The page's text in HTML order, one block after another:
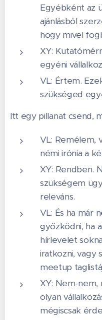
Egyébként az
ajánlásból
hogy mivel
XY:
egyéni
VL: Értem.
szükséged
Itt egy pillanat csend,
VL: Remélem,
némi irónia a
XY: Rendben.
szükségem
releváns.
VL: És ha már
győzködni, ha
hírlevelet
iratkozni, vagy
meetup
XY: Nem-
olyan
mégiscsak